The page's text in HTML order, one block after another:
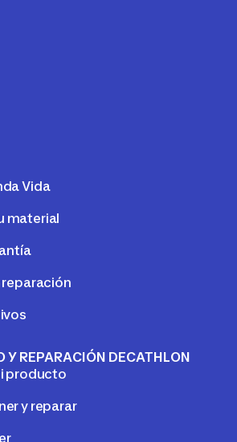
Vida
material
Y REPARACIÓN DECATHLON
producto
y reparar